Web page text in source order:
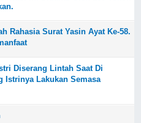
Rahasia Surat Yasin Ayat Ke-58.
Diserang Lintah Saat Di
Istrinya Lakukan Semasa